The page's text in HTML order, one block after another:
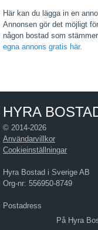
Här kan du lägga in en
Annonsen gör det möjligt
någon bostad som
egna annons gratis här.
HYRA
© 2014-2026
Användarvillkor
Cookieinställningar
Hyra Bostad i Sverige AB
Org-nr: 556950-8749
Postadress
Hyra Bostad i Sverige AB
På Hyra